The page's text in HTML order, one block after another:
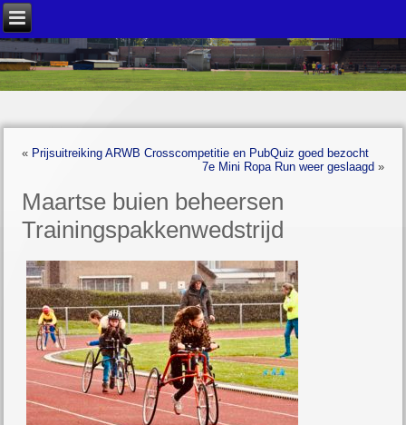
« Prijsuitreiking ARWB Crosscompetitie en PubQuiz goed bezocht
7e Mini Ropa Run weer geslaagd »
Maartse buien beheersen
Trainingspakkenwedstrijd